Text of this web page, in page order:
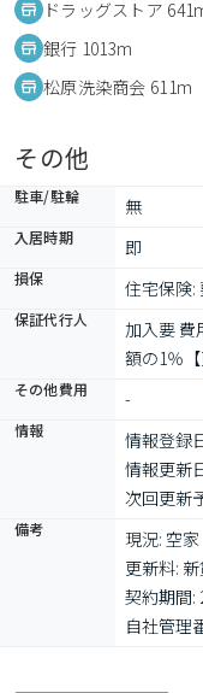
ドラッグストア
銀行 1013m
松原洗染商会 611m
その他
駐車/駐輪 無
入居時期 即
損保 住宅保険:
保証代行人
加入要 費
額の1％
その他費用 -
情報 情報登録
情報更新
次回更新
備考
現況: 空家
更新料:
契約期間:
自社管理